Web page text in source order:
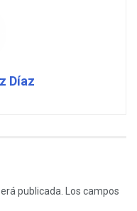
Díaz
publicada. Los campos